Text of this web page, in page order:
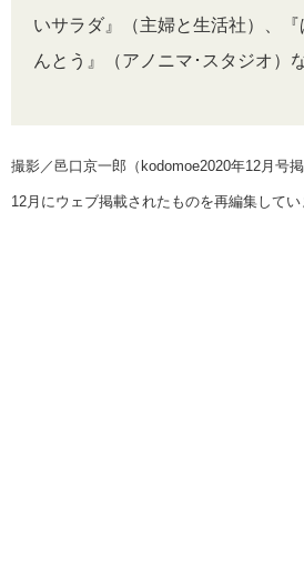
いサラダ』（主婦と生活社）、
んとう』（アノニマ･スタジオ）な
撮影／邑口京一郎（kodomoe2020年12月号
12月にウェブ掲載されたものを再編集してい